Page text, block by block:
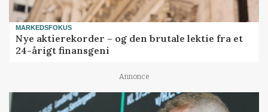
MARKEDSFOKUS
Nye aktierekorder – og den brutale lektie fra et
24-årigt finansgeni
Annonce